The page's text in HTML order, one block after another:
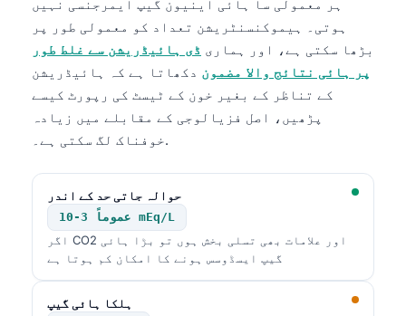
ہر معمولی سا ہائی اینیون گیپ ایمرجنسی نہیں
ہوتی۔ ہیموکنسنٹریشن تعداد کو معمولی طور پر
بڑھا سکتی ہے، اور ہماری ڈی ہائیڈریشن سے غلط طور
پر ہائی نتائج والا مضمون دکھاتا ہے کہ ہائیڈریشن
کے تناظر کے بغیر خون کے ٹیسٹ کی رپورٹ کیسے
پڑھیں، اصل فزیالوجی کے مقابلے میں زیادہ
خوفناک لگ سکتی ہے۔.
حوالہ جاتی حد کے اندر
عموماً 3-10 mEq/L
اگر CO2 اور علامات بھی تسلی بخش ہوں تو بڑا ہائی
گیپ ایسڈوسس ہونے کا امکان کم ہوتا ہے
ہلکا ہائی گیپ